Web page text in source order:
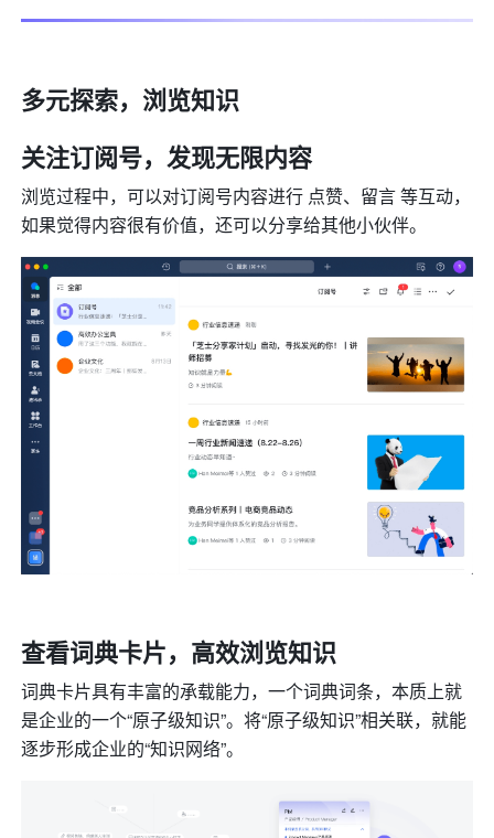
多元探索，浏览知识
关注订阅号，发现无限内容
浏览过程中，可以对订阅号内容进行 点赞、留言 等互动，
如果觉得内容很有价值，还可以分享给其他小伙伴。
查看词典卡片，高效浏览知识
词典卡片具有丰富的承载能力，一个词典词条，本质上就
是企业的一个“原子级知识”。将“原子级知识”相关联，就能
逐步形成企业的“知识网络”。